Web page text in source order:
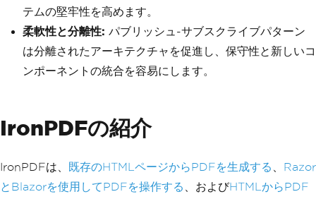
テムの堅牢性を高めます。
柔軟性と分離性: パブリッシュ-サブスクライブパターン
は分離されたアーキテクチャを促進し、保守性と新しいコ
ンポーネントの統合を容易にします。
IronPDFの紹介
IronPDFは、 既存のHTMLページからPDFを生成する
Razor
とBlazorを使用してPDFを操作する
、およびHTMLからPDF